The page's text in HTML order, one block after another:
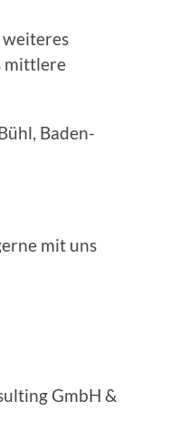
weiteres
mittlere
Baden-
mit uns
GmbH &